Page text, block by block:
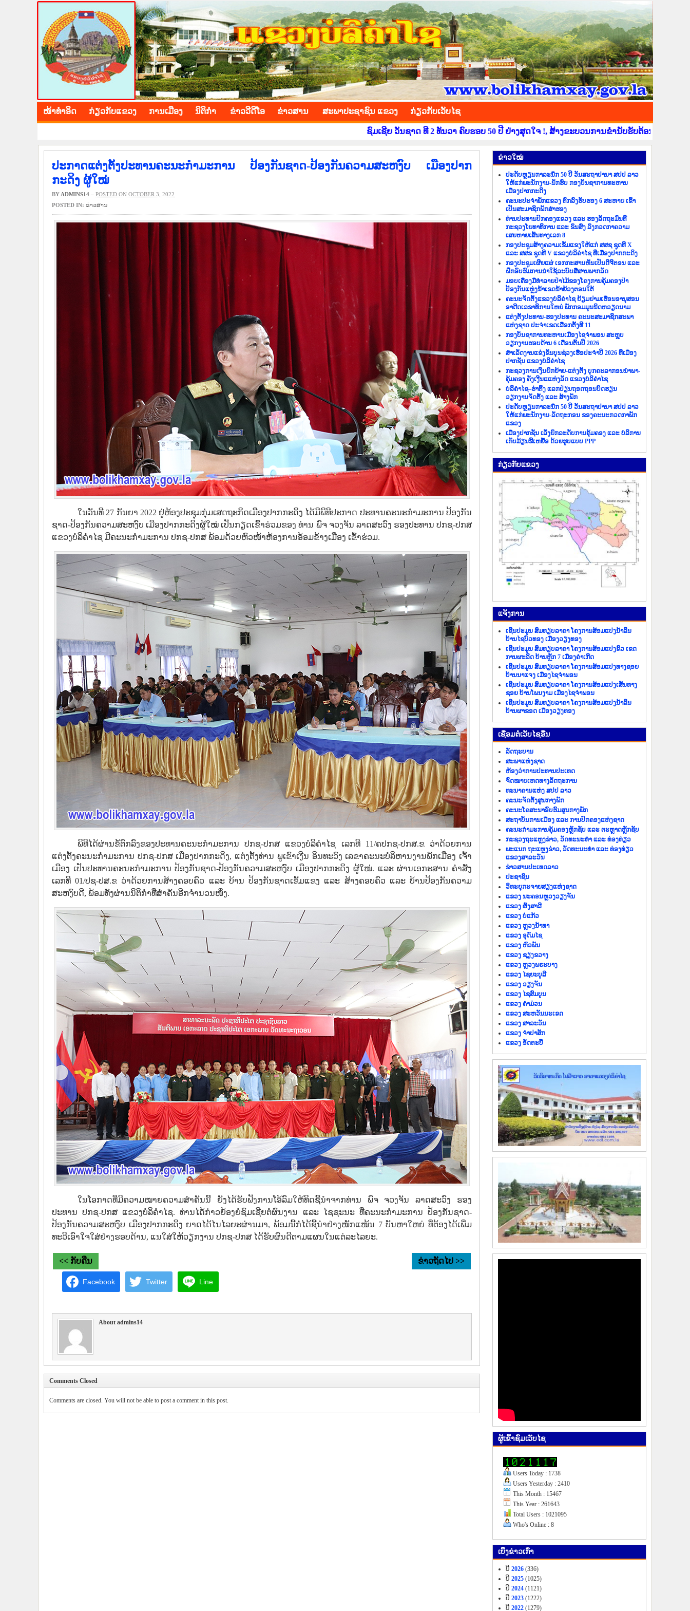
BOLIKHAMXAY PROVINCE
ໜ້າ​ທຳ​ອິດ ​ກ່ຽວ​ກັບ​ແຂວງ ​ການ​ເມືອງ ນິ​ຕິ​ກຳ ຂ່າວ​ວີ​ດີ​ໂອ ​ຂ່າວ​ສານ ສະພາປະຊາຊົນ ແຂວງ ​ກ່ຽວ​ກັບ​ເວັບ​ໄຊ
ຊົມເຊີຍ ວັນຊາດ ທີ 2 ທັນວາ ຄົບຮອບ 50 ປີ ຢ່າງສຸດໃຈ !, ສ້າງຂະບວນການຂໍ່ານັບຮັບຕ້ອນ ວັນສ້າງຕັ້ງແຂວງບໍລິຄຳ
ປະກາດແຕ່ງຕັ້ງປະທານຄະນະກຳມະການ ປ້ອງກັນຊາດ-ປ້ອງກັນຄວາມສະຫງົບ ເມືອງປາກ
ກະດິງ ຜູ້ໃໝ່
BY ADMINS14 – POSTED ON OCTOBER 3, 2022
POSTED IN: ​ຂ່າວ​ສານ
ໃນວັນທີ 27 ກັນຍາ 2022 ຢູ່ຫ້ອງປະຊຸມກຸ່ມເສດຖະກິດເມືອງປາກກະດິງ ໄດ້ມີພິທີປະກາດ ປະທານຄະນະກຳມະການ ປ້ອງກັນ
ຊາດ-ປ້ອງກັນຄວາມສະຫງົບ ເມືອງປາກກະດິງຜູ້ໃໝ່ ເປັນກຽດເຂົ້າຮ່ວມຂອງ ທ່ານ ພົຈ ຈວງຈັນ ລາດສະວົງ ຮອງປະທານ ປກຊ-ປກສ
ແຂວງບໍລິຄຳໄຊ ມີຄະນະກຳມະການ ປກຊ-ປກສ ພ້ອມດ້ວຍຫົວໜ້າຫ້ອງການອ້ອມຂ້າງເມືອງ ເຂົ້າຮ່ວມ.
ພິທີໄດ້ຜ່ານຂໍ້ຕົກລົງຂອງປະທານຄະນະກຳມະການ ປກຊ-ປກສ ແຂວງບໍລິຄຳໄຊ ເລກທີ 11/ຄປກຊ-ປກສ.ຂ ວ່າດ້ວຍການ
ແຕ່ງຕັ້ງຄະນະກຳມະການ ປກຊ-ປກສ ເມືອງປາກກະດິງ, ແຕ່ງຕັ້ງທ່ານ ພູເຂົາເງີນ ອິນທະວົງ ເລຂາຄະນະບໍລິຫານງານພັກເມືອງ ເຈົ້າ
ເມືອງ ເປັນປະທານຄະນະກຳມະການ ປ້ອງກັນຊາດ-ປ້ອງກັນຄວາມສະຫງົບ ເມືອງປາກກະດິງ ຜູ້ໃໝ່. ແລະ ຜ່ານເອກະສານ ຄຳສັ່ງ
ເລກທີ 01/ປຊ-ປສ.ຂ ວ່າດ້ວຍການສ້າງຄອບຄົວ ແລະ ບ້ານ ປ້ອງກັນຊາດເຂັ້ມແຂງ ແລະ ສ້າງຄອບຄົວ ແລະ ບ້ານປ້ອງກັນຄວາມ
ສະຫງົບດີ, ພ້ອມທັງຜ່ານນິຕິກຳທີ່ສຳຄັນອີກຈຳນວນໜຶ່ງ.
ໃນໂອກາດທີ່ມີຄວາມໝາຍຄວາມສຳຄັນນີ້ ຍັງໄດ້ຮັບຟັງການໂອ້ລົມໃຫ້ທິດຊີ້ນຳຈາກທ່ານ ພົຈ ຈວງຈັນ ລາດສະວົງ ຮອງ
ປະທານ ປກຊ-ປກສ ແຂວງບໍລິຄຳໄຊ. ທ່ານໄດ້ກ່າວຍ້ອງຍໍຊົມເຊີຍຕໍ່ຜົນງານ ແລະ ໄຊຊະນະ ທີ່ຄະນະກຳມະການ ປ້ອງກັນຊາດ-
ປ້ອງກັນຄວາມສະຫງົບ ເມືອງປາກກະດິງ ຍາດໄດ້ໄນໄລຍະຜ່ານມາ, ພ້ອມນີ້ກໍ່ໄດ້ຊີ້ນຳຢ່າງໜັກແໜ້ນ 7 ບັນຫາໃຫຍ່ ທີ່ຕ້ອງໄດ້ເພີ່ມ
ທະວີເອົາໃຈໃສ່ຢ່າງຮອບດ້ານ, ແນໃສ່ໃຫ້ວຽກງານ ປກຊ-ປກສ ໄດ້ຮັບຜົນດີຕາມແຜນໃນແຕ່ລະໄລຍະ.
<< ກັບຄືນ ຂ່າວຖັດໄປ >>
Facebook Twitter Line
About admins14
Comments Closed
Comments are closed. You will not be able to post a comment in this post.
​ຂ່າວ​ໃໝ່
ປະດັບຫຼຽນກາລະນຶກ 50 ປີ ວັນສະຖາປານາ ສປປ ລາວ
ໃຫ້ແກ່ພະນັກງານ-ນັກຮົບ ກອງບັນຊາການທະຫານ
ເມືອງປາກກະດິງ
ຄະນະປະຈຳພັກແຂວງ ຕົກລົງຮັບຮອງ 6 ສະຫາຍ ເຂົ້າ
ເປັນສະມາຊິກພັກສຳຮອງ
ທ່ານປະທານປົກຄອງແຂວງ ແລະ ຮອງລັດຖະມົນຕີ
ກະຊວງໂຍທາທິການ ແລະ ຂົນສົ່ງ ລົງກວດກາຄວາມ
ເສຍຫາຍເສັ້ນທາງເລກ 8
ກອງປະຊຸມສ້າງຄວາມເຂັ້ມແຂງໃຫ້ແກ່ ສສຊ ຊຸດທີ X
ແລະ ສສຂ ຊຸດທີ V ແຂວງບໍລິຄຳໄຊ ທີ່ເມືອງປາກກະດິງ
ກອງປະຊຸມເຜີຍແຜ່ ເອກກະສານຫັນເປັນດີຈີຕອນ ແລະ
ຝຶກອົບຮົມການນຳໃຊ້ລະບົບສື່ສານພາກລັດ
ມອບເຄື່ອງມືທຳລາຍປ່າໄມ້ຂອງໂຄງການຄຸ້ມຄອງປ່າ
ປ້ອງກັນແຫຼ່ງນ້ຳເຂດນ້ຳຍ້ວງຕອນໃຕ້
ຄະນະຈັດຕັ້ງແຂວງບໍລິຄຳໄຊ ຢ້ຽມຢາມເຮືອນອານຸສອນ
ອາດີດເລຂາທິການໃຫຍ່ ພັກກອມມູນນິດຫວຽດນາມ
ແຕ່ງຕັ້ງປະທານ-ຮອງປະທານ ຄະນະສະມາຊິກສະພາ
ແຫ່ງຊາດ ປະຈຳເຂດເລືອກຕັ້ງທີ 11
ກອງບັນຊາການທະຫານເມືອງໄຊຈຳພອນ ສະຫຼຸບ
ວຽກງານຮອບດ້ານ 6 ເດືອນຕົ້ນປີ 2026
ສຳເລັດງານແຂ່ງຂັນບຸນຊ່ວງເຮືອປະຈຳປີ 2026 ທີ່ເມືອງ
ປາກຊັນ ແຂວງບໍລິຄຳໄຊ
ກະຊວງການເງິນຍົກຍ້າຍ-ແຕ່ງຕັ້ງ ບຸກຄະລາກອນນຳພາ-
ຄຸ້ມຄອງ ຄັງເງີນແແຫ່ງລັດ ແຂວງບໍລິຄຳໄຊ
ບໍລິຄຳໄຊ–ຮ່າຕິ້ງ ແລກປ່ຽນຖອດຖອນບົດຮຽນ
ວຽກງານຈັດຕັ້ງ ແລະ ສ້າງພັກ
ປະດັບຫຼຽນກາລະນຶກ 50 ປີ ວັນສະຖາປານາ ສປປ ລາວ
ໃຫ້ແກ່ພະນັກງານ-ລັດຖະກອນ ຂອງຄະນະກວດກາພັກ
ແຂວງ
ເມືອງປາກຊັນ ເລັ່ງຍົກລະດັບການຄຸ້ມຄອງ ແລະ ບໍລິການ
ເກັບມ້ຽນຂີ້ເຫຍື້ອ ດ້ວຍຮູບແບບ PPP
ກ່ຽວ​ກັບ​ແຂວງ
ແຈ້ງ​ການ
ເຊີນປະມູນ ສົມທຽບລາຄາ ໂຄງການສ້ອມແປງນ້ຳລິນ
ບ້ານໄຊບົວທອງ ເມືອງວຽງທອງ
ເຊີນປະມູນ ສົມທຽບລາຄາ ໂຄງການສ້ອມແປງຂົວ ເຂດ
ການຜະລິດ ບ້ານຫຼັກ 7 ເມືອງຄຳເກີດ
ເຊີນປະມູນ ສົມທຽບລາຄາ ໂຄງການສ້ອມແປງທາງຊອຍ
ບ້ານນາແຈງ ເມືອງໄຊຈຳພອນ
ເຊີນປະມູນ ສົມທຽບລາຄາ ໂຄງການສ້ອມແປງເສັ້ນທາງ
ຊອຍ ບ້ານໂພນງາມ ເມືອງໄຊຈຳພອນ
ເຊີນປະມູນ ສົມທຽບລາຄາ ໂຄງການສ້ອມແປງນ້ຳລິນ
ບ້ານຜາຂອດ ເມືອງວຽງທອງ
​ເຊື່ອມ​ຕໍ່​ເວັບ​ໄຊ​ອື່ນ
ລັດ​ຖະ​ບານ
ສະພາແຫ່ງຊາດ
ຫ້ອງວ່າການປະທານປະເທດ
ຈົດໝາຍເຫດທາງລັດຖະການ
ທະນາຄານແຫ່ງ ສປປ ລາວ
ຄະນະຈັດຕັ້ງສູນກາງພັກ
ຄະນະໂຄສະນາອົບຮົມສູນກາງພັກ
ສະຖາບັນການເມືອງ ແລະ ການປົກຄອງແຫ່ງຊາດ
ຄະນະ​ກຳມະການ​ຄຸ້ມ​ຄອງ​ຫຼັກ​ຊັບ ແລະ ຕະຫຼາດຫຼັກຊັບ
ກະຊວງຖະແຫຼງຂ່າວ, ວັດທະນະທຳ ແລະ ທ່ອງທ່ຽວ
ພະແນກ ຖະແຫຼງຂ່າວ, ວັດທະນະທຳ ແລະ ທ່ອງທ່ຽວ
ແຂວງສາລະວັນ
ຂ່າວ​ສານ​ປະ​ເທດ​ລາວ
ປະ​ຊາ​ຊົນ
ວິທະຍຸກະຈາຍສຽງແຫ່ງຊາດ
ແຂວງ ນະ​ຄອນຫຼວງວຽງ​ຈັນ
ແຂວງ ຜົ້ງ​ສາ​ລີ
ແຂວງ ບໍ່​ແກ້ວ
ແຂວງ ຫຼວງນໍ້າທາ
ແຂວງ ອຸດົມໄຊ
ແຂວງ ຫົວພັນ
ແຂວງ ຊຽງຂວາງ
ແຂວງ ຫຼວງພຣະບາງ
ແຂວງ ໄຊຍະບູລີ
ແຂວງ ວຽງຈັນ
ແຂວງ ໄຊສົມບູນ
ແຂວງ ຄຳມ່ວນ
ແຂວງ ສະຫວັນນະເຂດ
ແຂວງ ສາລະວັນ
ແຂວງ ຈຳປາສັກ
ແຂວງ ອັດຕະປື
ຜູ້​ເຂົ້າ​ຊົມ​ເວັບ​ໄຊ
Users Today : 1738
Users Yesterday : 2410
This Month : 15467
This Year : 261643
Total Users : 1021095
Who's Online : 8
ເບິ່ງ​ຂ່າວ​ເກົ່າ
ປີ 2026 (336)
ປີ 2025 (1025)
ປີ 2024 (1121)
ປີ 2023 (1222)
ປີ 2022 (1279)